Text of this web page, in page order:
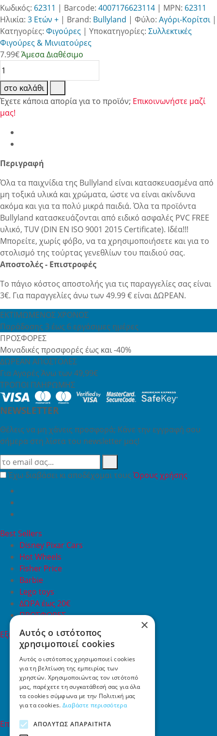
Κωδικός: 62311 | Barcode: 4007176623114 | MPN: 62311
Ηλικία: 3 Ετών + | Brand: Bullyland | Φύλο: Αγόρι-Κορίτσι|
Κατηγορίες: Φιγούρες | Υποκατηγορίες: Συλλεκτικές
Φιγούρες & Μινιατούρες
7.99€Άμεσα Διαθέσιμο
στο καλάθι
Έχετε κάποια απορία για το προϊόν; Επικοινωνήστε μαζί
μας!
Περιγραφή
Όλα τα παιχνίδια της Bullyland είναι κατασκευασμένα από
μη τοξικά υλικά και χρώματα, ώστε να είναι ακίνδυνα
ακόμα και για τα πολύ μικρά παιδιά. Όλα τα προϊόντα
Bullyland κατασκευάζονται από ειδικό ασφαλές PVC FREE
υλικό, TUV (DIN EN ISO 9001 2015 Certificate). Ιδέα!!!
Μπορείτε, χωρίς φόβο, να τα χρησιμοποιήσετε και για το
στολισμό της τούρτας γενεθλίων του παιδιού σας.
Αποστολές - Επιστροφές
Το πάγιο κόστος αποστολής για τις παραγγελίες σας είναι
3€. Για παραγγελίες άνω των 49.99 € είναι ΔΩΡΕΑΝ.
ΕΚΤΙΜΩΜΕΝΟΣ ΧΡΟΝΟΣ
Παράδοσης 3 έως 6 εργάσιμες ημέρες
ΠΡΟΣΦΟΡΕΣ
Μοναδικές προσφορές έως και -40%
ΔΩΡΕΑΝ ΑΠΟΣΤΟΛΕΣ
Για Αγορές Άνω των 49,99€
ΤΡΟΠΟΙ ΠΛΗΡΩΜΗΣ
NEWSLETTER
Θέλεις να μη χάνεις προσφορά; Κάνε την εγγραφή σου
σήμερα στη λίστα του newsletter μας!
Έχω διαβάσει κι αποδέχομαι τουςΌρους χρήσης
Best Sellers
Disney Pixar Cars
Hot Wheels
Fisher Price
Barbie
Lego toys
ΔΩΡΑ έως 20€
ΠΡΟΣΦΟΡΕΣ
Εξυπηρέτηση Πελατών
Εξυπηρέτηση πελατών
Συχνές ερωτήσεις
Όροι χρήσης
Τρόποι Πληρωμής
Επιστροφές
Επικοινωνία
Επικοινωνία
×
Αυτός ο ιστότοπος
χρησιμοποιεί cookies
Αυτός ο ιστότοπος χρησιμοποιεί cookies
για τη βελτίωση της εμπειρίας των
χρηστών. Χρησιμοποιώντας τον ιστότοπό
μας, παρέχετε τη συγκατάθεσή σας για όλα
τα cookies σύμφωνα με την Πολιτική μας
για τα cookies. Διαβάστε περισσότερα
ΑΠΟΛΎΤΩΣ ΑΠΑΡΑΊΤΗΤΑ